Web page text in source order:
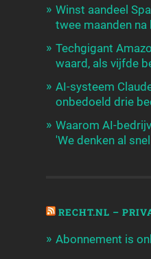
Winst aandeel
twee maanden
Techgigant
waard, als vijfde
AI-systeem
onbedoeld drie
Waarom AI-
'We denken al
RECHT.NL –
Abonnement is